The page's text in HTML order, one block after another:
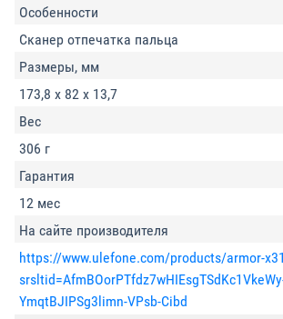
Особенности
Сканер отпечатка пальца
Размеры, мм
173,8 x 82 x 13,7
Вес
306 г
Гарантия
12 мес
На сайте производителя
https://www.ulefone.com/products/armor-
YmqtBJIPSg3limn-VPsb-Cibd